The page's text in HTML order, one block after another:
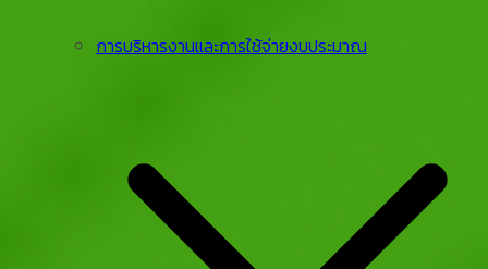
การบริหารงานและการใช้จ่ายงบประมาณ